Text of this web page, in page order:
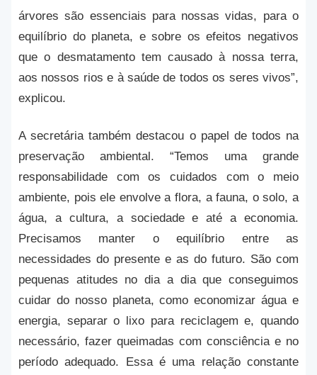
árvores são essenciais para nossas vidas, para o
equilíbrio do planeta, e sobre os efeitos negativos
que o desmatamento tem causado à nossa terra,
aos nossos rios e à saúde de todos os seres vivos”,
explicou.
A secretária também destacou o papel de todos na
preservação ambiental. “Temos uma grande
responsabilidade com os cuidados com o meio
ambiente, pois ele envolve a flora, a fauna, o solo, a
água, a cultura, a sociedade e até a economia.
Precisamos manter o equilíbrio entre as
necessidades do presente e as do futuro. São com
pequenas atitudes no dia a dia que conseguimos
cuidar do nosso planeta, como economizar água e
energia, separar o lixo para reciclagem e, quando
necessário, fazer queimadas com consciência e no
período adequado. Essa é uma relação constante